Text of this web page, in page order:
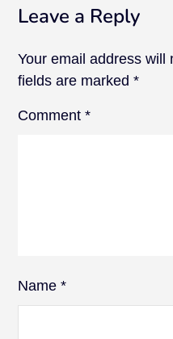
Leave a Reply
Your email address will
fields are marked*
Comment*
Name*